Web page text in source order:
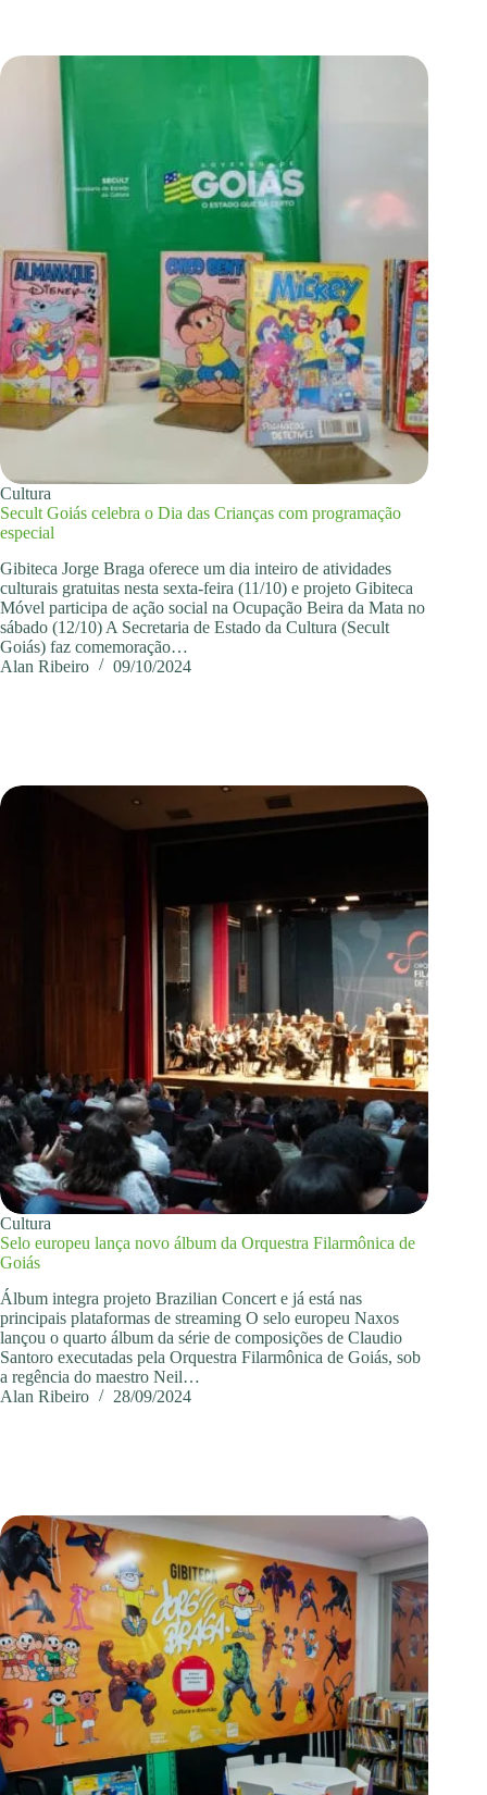
Cultura
Secult Goiás celebra o Dia das Crianças com programação
especial
Gibiteca Jorge Braga oferece um dia inteiro de atividades
culturais gratuitas nesta sexta-feira (11/10) e projeto Gibiteca
Móvel participa de ação social na Ocupação Beira da Mata no
sábado (12/10) A Secretaria de Estado da Cultura (Secult
Goiás) faz comemoração…
Alan Ribeiro
09/10/2024
Cultura
Selo europeu lança novo álbum da Orquestra Filarmônica de
Goiás
Álbum integra projeto Brazilian Concert e já está nas
principais plataformas de streaming O selo europeu Naxos
lançou o quarto álbum da série de composições de Claudio
Santoro executadas pela Orquestra Filarmônica de Goiás, sob
a regência do maestro Neil…
Alan Ribeiro
28/09/2024